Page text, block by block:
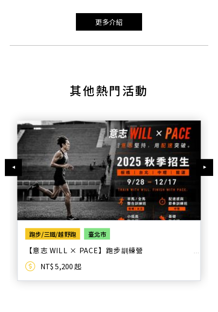
更多介紹
其他熱門活動
跑步/三鐵/越野跑 臺北市
【意志 WILL × PACE】跑步訓練營
NT$ 5,200 起